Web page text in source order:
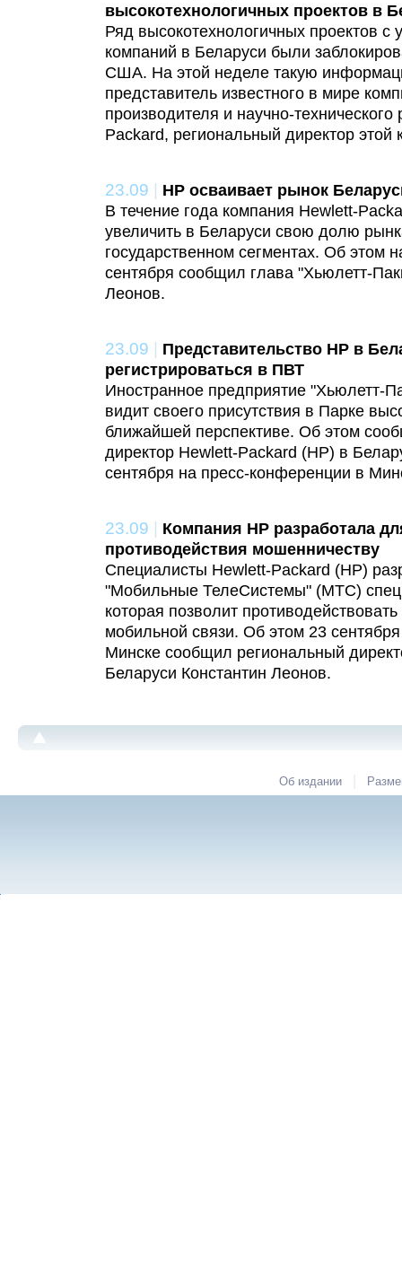
высокотехнологичных проектов в
Ряд высокотехнологичных проектов с
компаний в Беларуси были
США. На этой неделе такую
представитель известного в мире
производителя и научно-технического
Packard, региональный директор этой
23.09 | HP осваивает рынок
В течение года компания Hewlett-
увеличить в Беларуси свою долю
государственном сегментах. Об этом
сентября сообщил глава "Хьюлетт-
Леонов.
23.09 | Представительство HP в
регистрироваться в ПВТ
Иностранное предприятие "Хьюлетт-
видит своего присутствия в Парке
ближайшей перспективе. Об этом
директор Hewlett-Packard (НР) в
сентября на пресс-конференции в
23.09 | Компания HP разработала
противодействия мошенничеству
Специалисты Hewlett-Packard (НР)
"Мобильные ТелеСистемы" (МТС)
которая позволит
мобильной связи. Об этом 23
Минске сообщил региональный
Беларуси Константин Леонов.
Об издании |